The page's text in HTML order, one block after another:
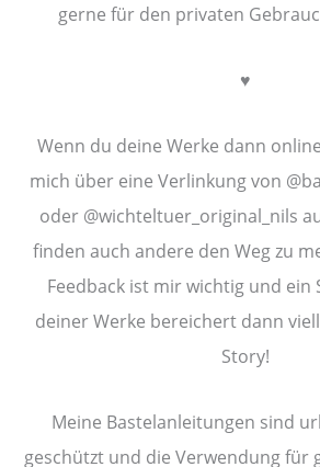
gerne für den privaten
♥︎
Wenn du deine Werke dann
mich über eine Verlinkung von
oder @wichteltuer_original_nils
finden auch andere den Weg zu
Feedback ist mir wichtig und ein
deiner Werke bereichert dann
Story!
Meine Bastelanleitungen sind
geschützt und die Verwendung für